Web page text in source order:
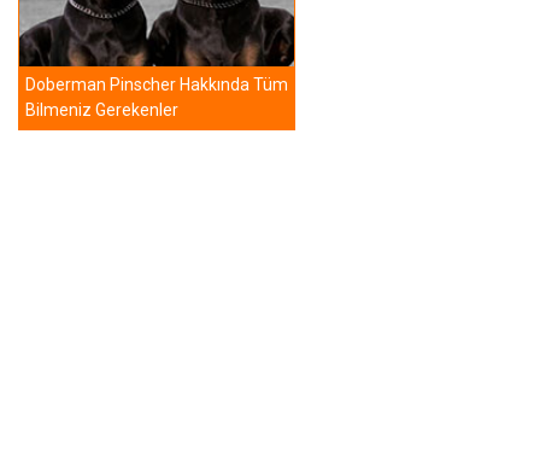
Doberman Pinscher Hakkında Tüm
Bilmeniz Gerekenler